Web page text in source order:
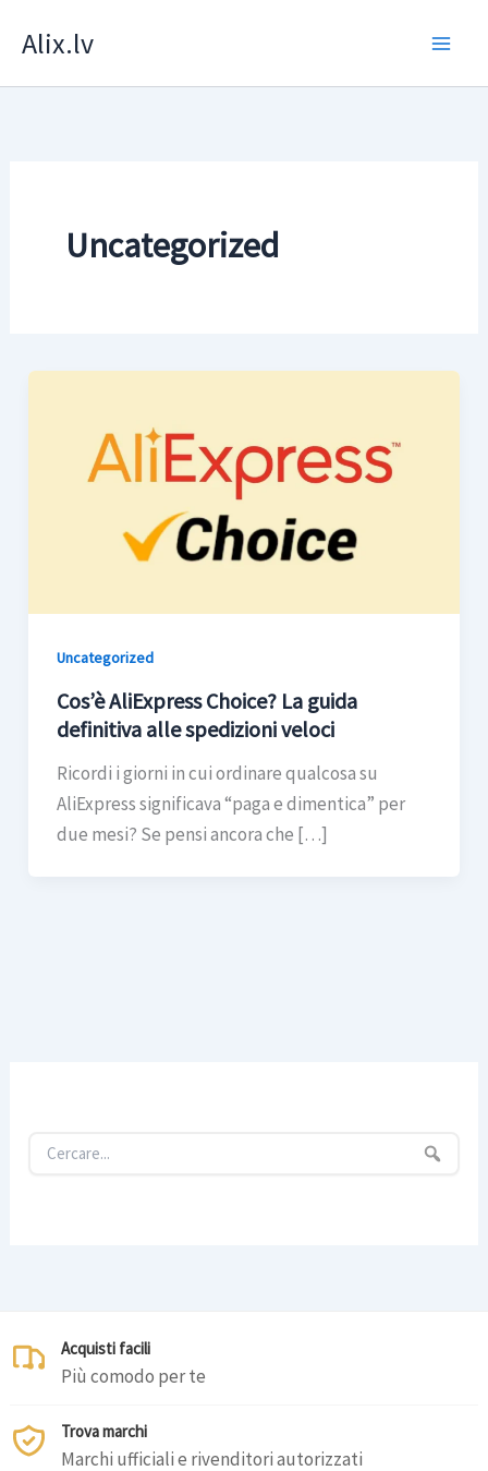
Alix.lv
Uncategorized
Uncategorized
Cos’è AliExpress Choice? La guida
definitiva alle spedizioni veloci
Ricordi i giorni in cui ordinare qualcosa su
AliExpress significava “paga e dimentica” per
due mesi? Se pensi ancora che […]
Acquisti facili
Più comodo per te
Trova marchi
Marchi ufficiali e rivenditori autorizzati